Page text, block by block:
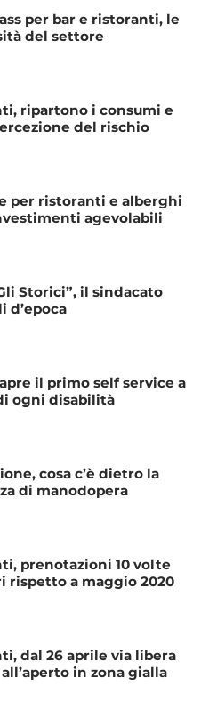
per bar e ristoranti, le
del settore
ripartono i consumi e
del rischio
per ristoranti e alberghi
agevolabili
Storici”, il sindacato
d’epoca
il primo self service a
ogni disabilità
cosa c’è dietro la
di manodopera
prenotazioni 10 volte
rispetto a maggio 2020
dal 26 aprile via libera
in zona gialla